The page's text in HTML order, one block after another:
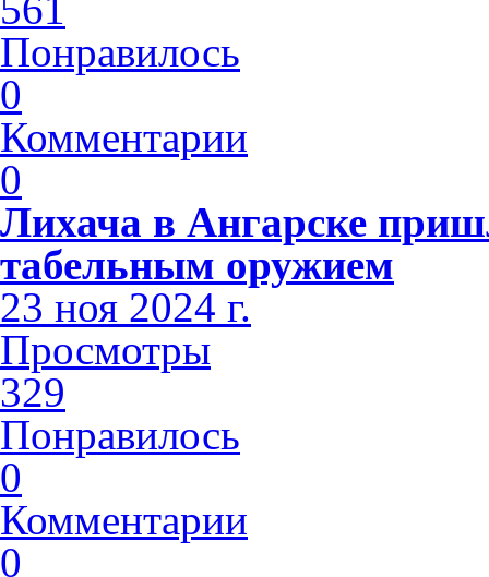
Понравилось
0
Комментарии
0
Лихача в Ангарске
табельным оружием
23 ноя 2024 г.
Просмотры
329
Понравилось
0
Комментарии
0